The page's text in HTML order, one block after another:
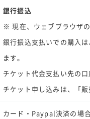
銀行振込
※ 現在、ウェブブラウザ
銀行振込支払いでの購入
ます。
チケット代金支払い先の
チケット申し込みは、「
カード・Paypal決済の場